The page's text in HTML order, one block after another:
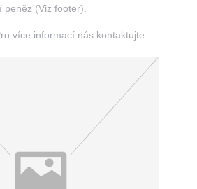
peněz (Viz footer).
více informací nás kontaktujte.